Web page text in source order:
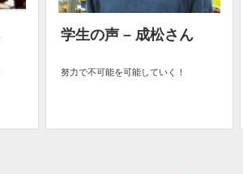
学生の声 – 成松さん
努力で不可能を可能していく！